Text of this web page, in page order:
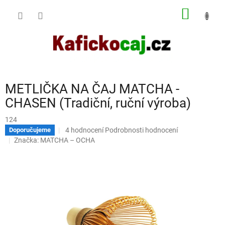
METLIČKA NA ČAJ MATCHA -
CHASEN (Tradiční, ruční výroba)
124
Doporučujeme
Průměrné
hodnocení
4 hodnocení Podrobnosti hodnocení
Značka: MATCHA – OCHA